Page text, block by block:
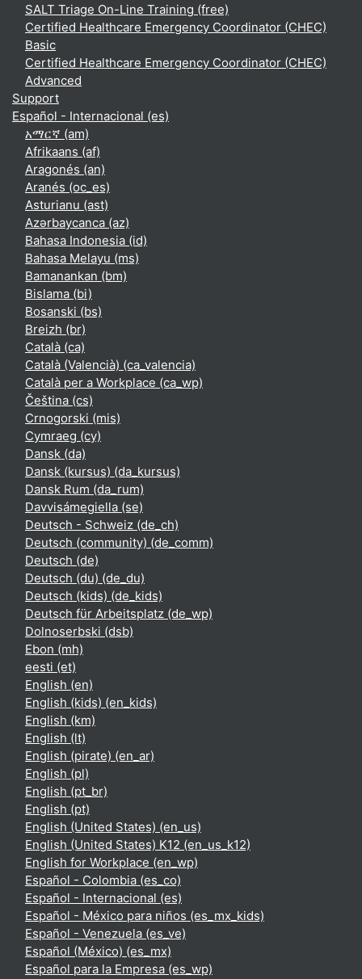
SALT Triage On-Line Training (free)
Certified Healthcare Emergency Coordinator (CHEC)
Basic
Certified Healthcare Emergency Coordinator (CHEC)
Advanced
Support
Español - Internacional ‎(es)‎
አማርኛ ‎(am)‎
Afrikaans ‎(af)‎
Aragonés ‎(an)‎
Aranés ‎(oc_es)‎
Asturianu ‎(ast)‎
Azərbaycanca ‎(az)‎
Bahasa Indonesia ‎(id)‎
Bahasa Melayu ‎(ms)‎
Bamanankan ‎(bm)‎
Bislama ‎(bi)‎
Bosanski ‎(bs)‎
Breizh ‎(br)‎
Català ‎(ca)‎
Català (Valencià) ‎(ca_valencia)‎
Català per a Workplace ‎(ca_wp)‎
Čeština ‎(cs)‎
Crnogorski ‎(mis)‎
Cymraeg ‎(cy)‎
Dansk ‎(da)‎
Dansk (kursus) ‎(da_kursus)‎
Dansk Rum ‎(da_rum)‎
Davvisámegiella ‎(se)‎
Deutsch - Schweiz ‎(de_ch)‎
Deutsch (community) ‎(de_comm)‎
Deutsch ‎(de)‎
Deutsch (du) ‎(de_du)‎
Deutsch (kids) ‎(de_kids)‎
Deutsch für Arbeitsplatz ‎(de_wp)‎
Dolnoserbski ‎(dsb)‎
Ebon ‎(mh)‎
eesti ‎(et)‎
English ‎(en)‎
English (kids) ‎(en_kids)‎
English ‎(km)‎
English ‎(lt)‎
English (pirate) ‎(en_ar)‎
English ‎(pl)‎
English ‎(pt_br)‎
English ‎(pt)‎
English (United States) ‎(en_us)‎
English (United States) K12 ‎(en_us_k12)‎
English for Workplace ‎(en_wp)‎
Español - Colombia ‎(es_co)‎
Español - Internacional ‎(es)‎
Español - México para niños ‎(es_mx_kids)‎
Español - Venezuela ‎(es_ve)‎
Español (México) ‎(es_mx)‎
Español para la Empresa ‎(es_wp)‎